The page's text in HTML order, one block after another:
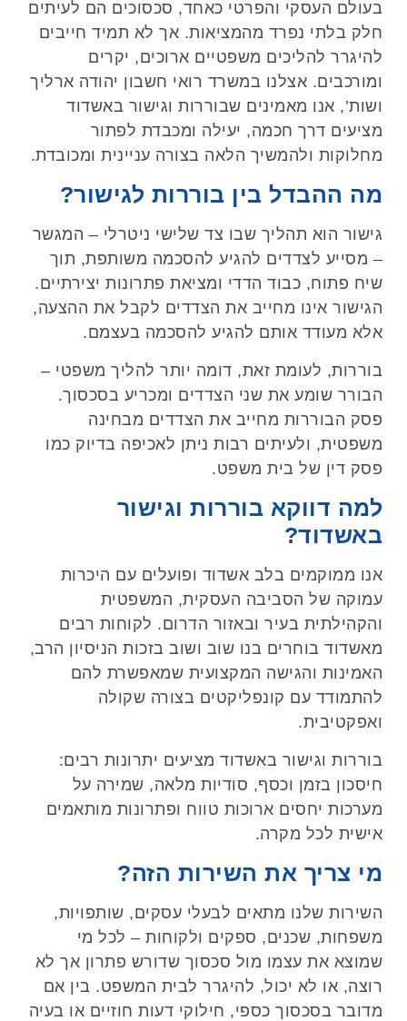
בעולם העסקי והפרטי כאחד, סכסוכים הם לעיתים
חלק בלתי נפרד מהמציאות. אך לא תמיד חייבים
להיגרר להליכים משפטיים ארוכים, יקרים
ומורכבים. אצלנו במשרד רואי חשבון יהודה ארליך
ושות’, אנו מאמינים שבוררות וגישור באשדוד
מציעים דרך חכמה, יעילה ומכבדת לפתור
מחלוקות ולהמשיך הלאה בצורה עניינית ומכובדת.
מה ההבדל בין בוררות לגישור?
גישור הוא תהליך שבו צד שלישי ניטרלי – המגשר
– מסייע לצדדים להגיע להסכמה משותפת, תוך
שיח פתוח, כבוד הדדי ומציאת פתרונות יצירתיים.
הגישור אינו מחייב את הצדדים לקבל את ההצעה,
אלא מעודד אותם להגיע להסכמה בעצמם.
בוררות, לעומת זאת, דומה יותר להליך משפטי –
הבורר שומע את שני הצדדים ומכריע בסכסוך.
פסק הבוררות מחייב את הצדדים מבחינה
משפטית, ולעיתים רבות ניתן לאכיפה בדיוק כמו
פסק דין של בית משפט.
למה דווקא בוררות וגישור
באשדוד?
אנו ממוקמים בלב אשדוד ופועלים עם היכרות
עמוקה של הסביבה העסקית, המשפטית
והקהילתית בעיר ובאזור הדרום. לקוחות רבים
מאשדוד בוחרים בנו שוב ושוב בזכות הניסיון הרב,
האמינות והגישה המקצועית שמאפשרת להם
להתמודד עם קונפליקטים בצורה שקולה
ואפקטיבית.
בוררות וגישור באשדוד מציעים יתרונות רבים:
חיסכון בזמן וכסף, סודיות מלאה, שמירה על
מערכות יחסים ארוכות טווח ופתרונות מותאמים
אישית לכל מקרה.
מי צריך את השירות הזה?
השירות שלנו מתאים לבעלי עסקים, שותפויות,
משפחות, שכנים, ספקים ולקוחות – לכל מי
שמוצא את עצמו מול סכסוך שדורש פתרון אך לא
רוצה, או לא יכול, להיגרר לבית המשפט. בין אם
מדובר בסכסוך כספי, חילוקי דעות חוזיים או בעיה